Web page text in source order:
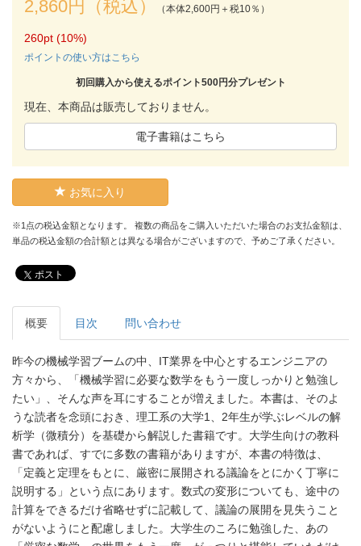
2,860円（税込） （本体2,600円＋税10％）
260pt (10%)
ポイントの使い方はこちら
初回購入から使えるポイント500円分プレゼント
現在、本商品は販売しておりません。
電子書籍はこちら
お気に入り
※1点の税込金額となります。 複数の商品をご購入いただいた場合のお支払金額は、
単品の税込金額の合計額とは異なる場合がございますので、予めご了承ください。
ポスト
概要 目次 問い合わせ
昨今の機械学習ブームの中、IT業界を中心とするエンジニアの
方々から、「機械学習に必要な数学をもう一度しっかりと勉強し
たい」、そんな声を耳にすることが増えました。本書は、そのよ
うな読者を念頭におき、理工系の大学1、2年生が学ぶレベルの解
析学（微積分）を基礎から解説した書籍です。大学生向けの教科
書であれば、すでに多数の書籍がありますが、本書の特徴は、
「定義と定理をもとに、厳密に展開される議論をとにかく丁寧に
説明する」という点にあります。数式の変形についても、途中の
計算をできるだけ省略せずに記載して、議論の展開を見失うこと
がないようにと配慮しました。大学生のころに勉強した、あの